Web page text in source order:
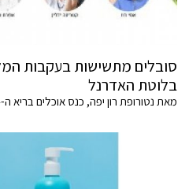
סובלים מתשישות בעקבות
בלוטת האדרנל
מאת נטורופת רון יפה, כנס אוכלים בריא ה-14